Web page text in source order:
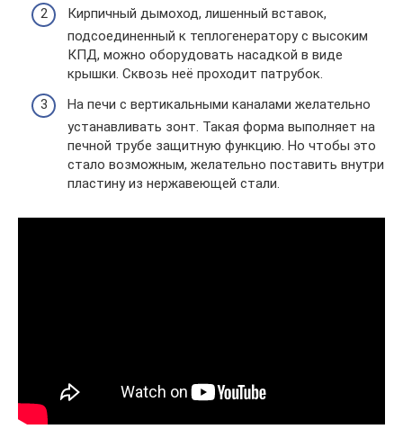
Кирпичный дымоход, лишенный вставок,
подсоединенный к теплогенератору с высоким
КПД, можно оборудовать насадкой в виде
крышки. Сквозь неё проходит патрубок.
На печи с вертикальными каналами желательно
устанавливать зонт. Такая форма выполняет на
печной трубе защитную функцию. Но чтобы это
стало возможным, желательно поставить внутри
пластину из нержавеющей стали.